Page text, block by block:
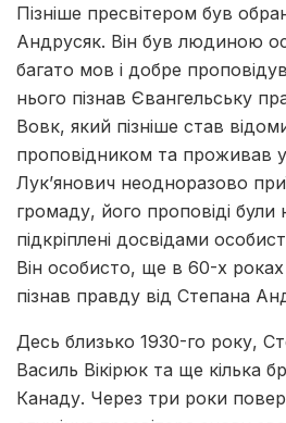
Пізніше пресвітером був
Андрусяк. Він був людиною
багато мов і добре
нього пізнав Євангельську
Вовк, який пізніше став
проповідником та проживав
Лук’янович неодноразово
громаду, його проповіді були
підкріплені досвідами
Він особисто, ще в 60-х
пізнав правду від Степана
Десь близько 1930-го року,
Василь Вікірюк та ще кілька
Канаду. Через три роки